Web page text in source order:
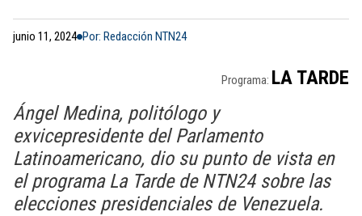
junio 11, 2024 Por: Redacción NTN24
Programa: LA TARDE
Ángel Medina, politólogo y
exvicepresidente del Parlamento
Latinoamericano, dio su punto de vista en
el programa La Tarde de NTN24 sobre las
elecciones presidenciales de Venezuela.